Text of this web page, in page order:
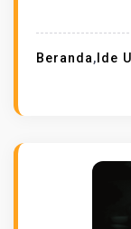
Beranda,Ide